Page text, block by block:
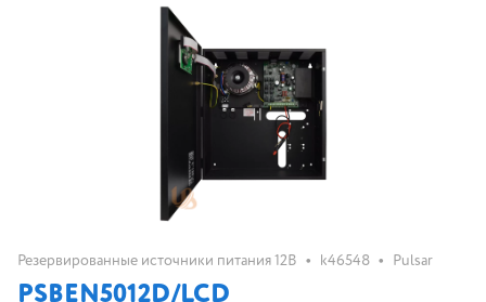
Резервированные источники питания 12В • k46548 • Pulsar